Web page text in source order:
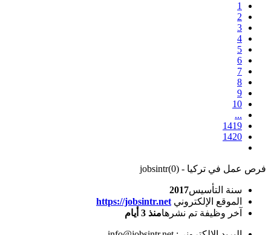
1
2
3
4
5
6
7
8
9
10
...
1419
1420
فرص عمل في تركيا - jobsintr (0)
سنة التأسيس2017
الموقع الإلكتروني https://jobsintr.net
آخر وظيفة تم نشرهامنذ 3 أيام